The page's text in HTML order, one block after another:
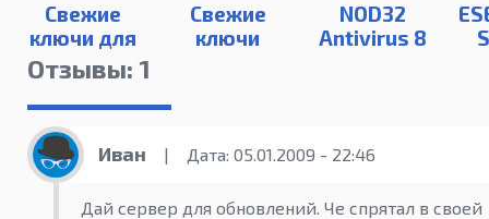
Свежие
ключи для
Eset Smart
Security
2022
Свежие
ключи
NOD32
Antivirus 8
Отзывы: 1
Иван | Дата: 05.01.2009 - 22:46
Дай сервер для обновлений. Че спрятал в своей